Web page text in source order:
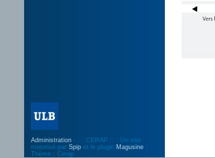
Administration - . : CERAP :. : Un site
motorisé par Spip et le plugin Magusine -
Thème : Cerap